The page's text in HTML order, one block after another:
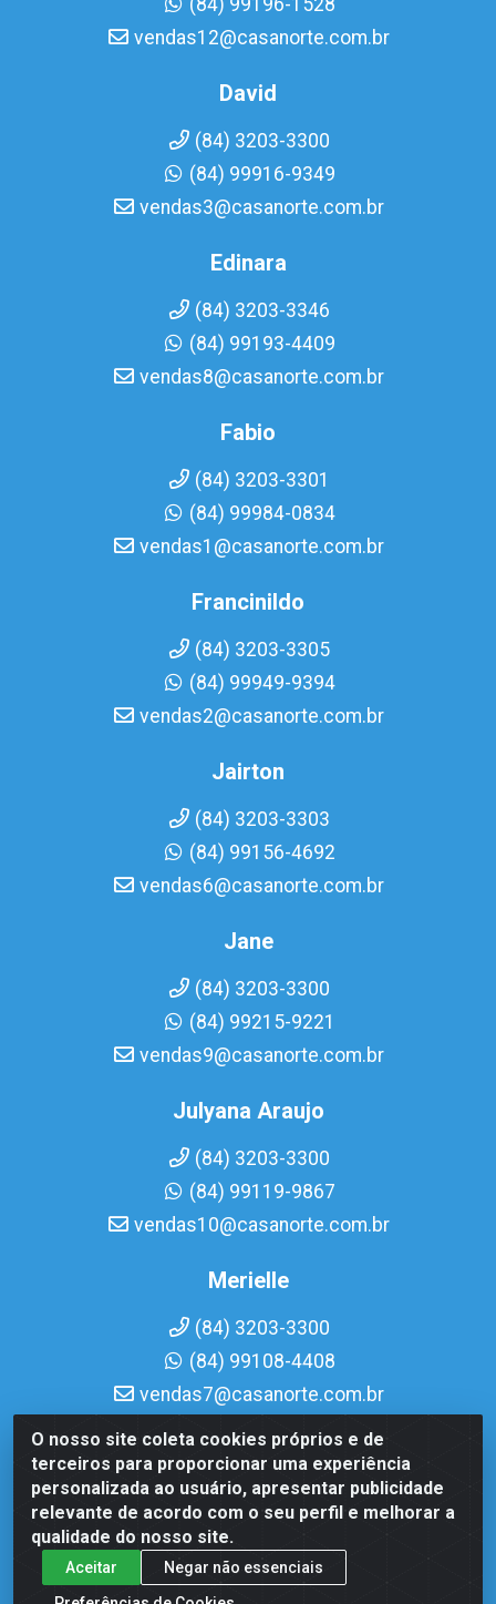
O nosso site coleta cookies próprios e de
terceiros para proporcionar uma experiência
personalizada ao usuário, apresentar publicidade
relevante de acordo com o seu perfil e melhorar a
qualidade do nosso site.
Aceitar
Negar não essenciais
(84) 99196-1528
vendas12@casanorte.com.br
David
(84) 3203-3300
(84) 99916-9349
vendas3@casanorte.com.br
Edinara
(84) 3203-3346
(84) 99193-4409
vendas8@casanorte.com.br
Fabio
(84) 3203-3301
(84) 99984-0834
vendas1@casanorte.com.br
Francinildo
(84) 3203-3305
(84) 99949-9394
vendas2@casanorte.com.br
Jairton
(84) 3203-3303
(84) 99156-4692
vendas6@casanorte.com.br
Jane
(84) 3203-3300
(84) 99215-9221
vendas9@casanorte.com.br
Julyana Araujo
(84) 3203-3300
(84) 99119-9867
vendas10@casanorte.com.br
Merielle
(84) 3203-3300
(84) 99108-4408
vendas7@casanorte.com.br
Casa Norte LTDA - Av. Interventor Mário Câmara, 1815 -
Dix-Sept Rosado, Natal/RN - CEP 59054-600 - CNPJ
08.713.513/0001-51